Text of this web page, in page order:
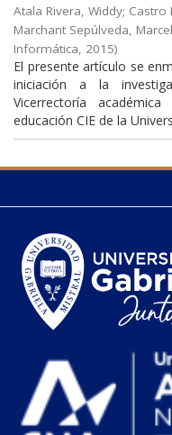
Atala Rivera, Widdy; Castro
Marchant Sepúlveda,
Informática, 2015)
El presente artículo se
iniciación a la
Vicerrectoría
educación CIE de la